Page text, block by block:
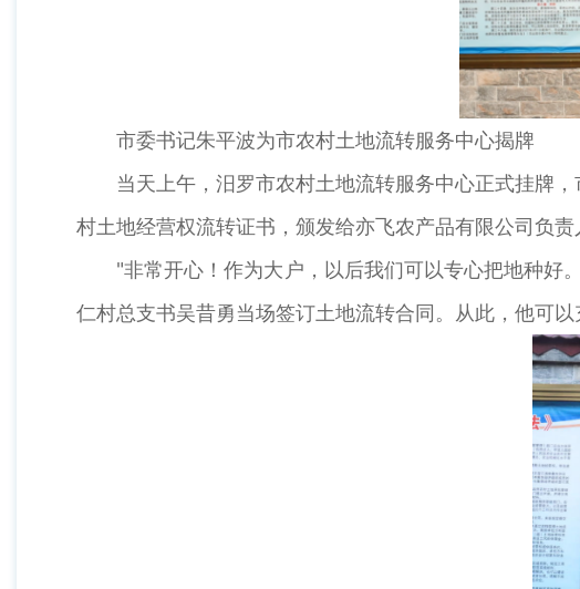
市委书记朱平波为市农村土地流转服务中心揭牌
当天上午，汨罗市农村土地流转服务中心正式挂牌
村土地经营权流转证书，颁发给亦飞农产品有限公司负
"非常开心！作为大户，以后我们可以专心把地种好
仁村总支书吴昔勇当场签订土地流转合同。从此，他可